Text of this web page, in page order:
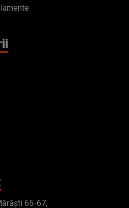
65-67,